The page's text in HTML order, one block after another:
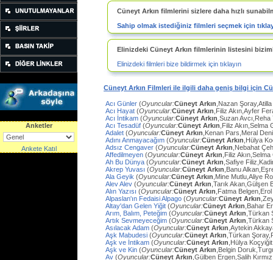
Anketler
Ankete Katıl
Cüneyt Arkın filmlerini sizlere daha hızlı
Sahip olmak istediğiniz filmleri seçmek için
Elinizdeki Cüneyt Arkın filmlerinin listesini
Elinizdeki filmleri bize bildirmek için tıklayın
Cüneyt Arkın Filmleri ile ilgili daha geniş bilgi için
Acı Günler (Oyuncular:Cüneyt Arkın ,Nazan
Acı Hayat (Oyuncular:Cüneyt Arkın ,Filiz Akın,Ayfer
Acı İntikam (Oyuncular:Cüneyt Arkın ,Suzan
Acı Tesadüf (Oyuncular:Cüneyt Arkın ,Filiz Akın,Selma
Adalet (Oyuncular:Cüneyt Arkın ,Kenan Pars,Meral
Adını Anmayacağım (Oyuncular:Cüneyt Arkın ,Hülya
Adsız Cengaver (Oyuncular:Cüneyt Arkın ,Nebahat
Affedilmeyen (Oyuncular:Cüneyt Arkın ,Filiz
Ah Bu Dünya (Oyuncular:Cüneyt Arkın ,Safiye
Akrep Yuvası (Oyuncular:Cüneyt Arkın ,Banu
Ala Geyik (Oyuncular:Cüneyt Arkın ,Mine Mutlu,Aliye
Alev Alev (Oyuncular:Cüneyt Arkın ,Tarık Akan,Gülşen
Alın Yazısı (Oyuncular:Cüneyt Arkın ,Fatma
Alpaslan'ın Fedaisi Alpago (Oyuncular:Cüneyt Arkın
Altay'dan Gelen Yiğit (Oyuncular:Cüneyt Arkın ,Bahar
Arım, Balım, Peteğim (Oyuncular:Cüneyt Arkın ,Türkan
Artık Sevmeyeceğim (Oyuncular:Cüneyt Arkın ,Türkan
Asılacak Adam (Oyuncular:Cüneyt Arkın ,Aytekin
Aşk Mabudesi (Oyuncular:Cüneyt Arkın ,Türkan
Aşk ve İntikam (Oyuncular:Cüneyt Arkın ,Hülya
Aşk ve Kin (Oyuncular:Cüneyt Arkın ,Belgin
Av (Oyuncular:Cüneyt Arkın ,Gülben Ergen,Salih